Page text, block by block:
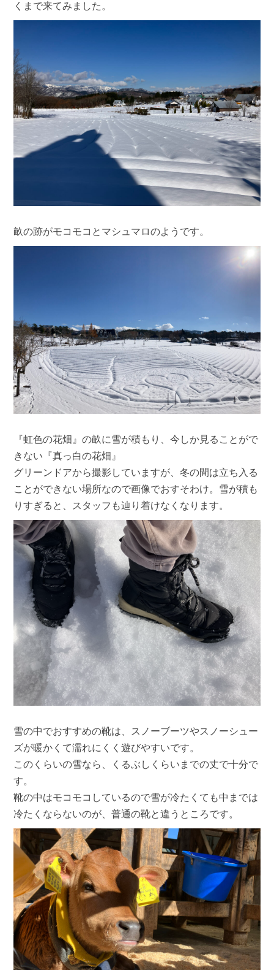
くまで来てみました。
畝の跡がモコモコとマシュマロのようです。
『虹色の花畑』の畝に雪が積もり、今しか見ることがで
きない『真っ白の花畑』
グリーンドアから撮影していますが、冬の間は立ち入る
ことができない場所なので画像でおすそわけ。雪が積も
りすぎると、スタッフも辿り着けなくなります。
雪の中でおすすめの靴は、スノーブーツやスノーシュー
ズが暖かくて濡れにくく遊びやすいです。
このくらいの雪なら、くるぶしくらいまでの丈で十分で
す。
靴の中はモコモコしているので雪が冷たくても中までは
冷たくならないのが、普通の靴と違うところです。